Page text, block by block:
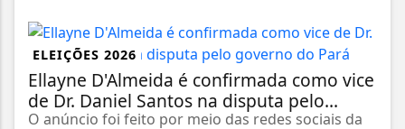
ELEIÇÕES 2026
Ellayne D'Almeida é confirmada como vice
de Dr. Daniel Santos na disputa pelo...
O anúncio foi feito por meio das redes sociais da